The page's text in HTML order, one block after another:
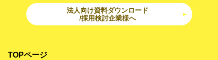
法人向け資料ダウンロード
/採用検討企業様へ
TOPページ